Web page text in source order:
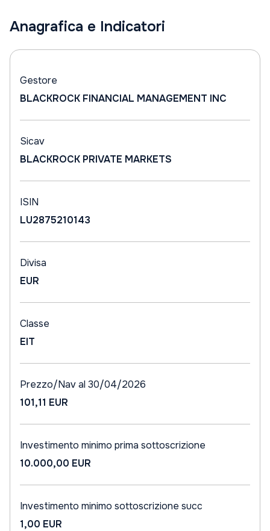
Anagrafica e Indicatori
Gestore
BLACKROCK FINANCIAL MANAGEMENT INC
Sicav
BLACKROCK PRIVATE MARKETS
ISIN
LU2875210143
Divisa
EUR
Classe
EIT
Prezzo/Nav al 30/04/2026
101,11 EUR
Investimento minimo prima sottoscrizione
10.000,00 EUR
Investimento minimo sottoscrizione succ
1,00 EUR